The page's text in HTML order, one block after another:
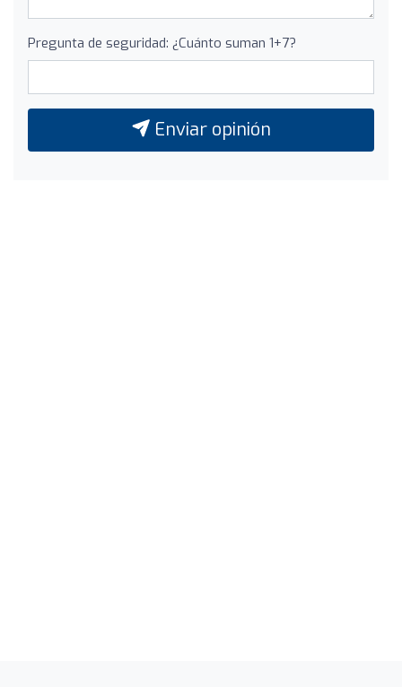
Pregunta de seguridad: ¿Cuánto suman 1+7?
Enviar opinión